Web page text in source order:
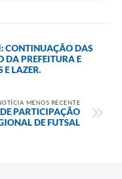
CONTINUAÇÃO DAS
PREFEITURA E
E LAZER.
MENOS RECENTE
PARTICIPAÇÃO
DE FUTSAL